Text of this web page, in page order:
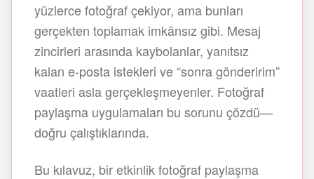
yüzlerce fotoğraf çekiyor, ama bunları
gerçekten toplamak imkânsız gibi. Mesaj
zincirleri arasında kaybolanlar, yanıtsız
kalan e-posta istekleri ve “sonra gönderirim”
vaatleri asla gerçekleşmeyenler. Fotoğraf
paylaşma uygulamaları bu sorunu çözdü—
doğru çalıştıklarında.
Bu kılavuz, bir etkinlik fotoğraf paylaşma